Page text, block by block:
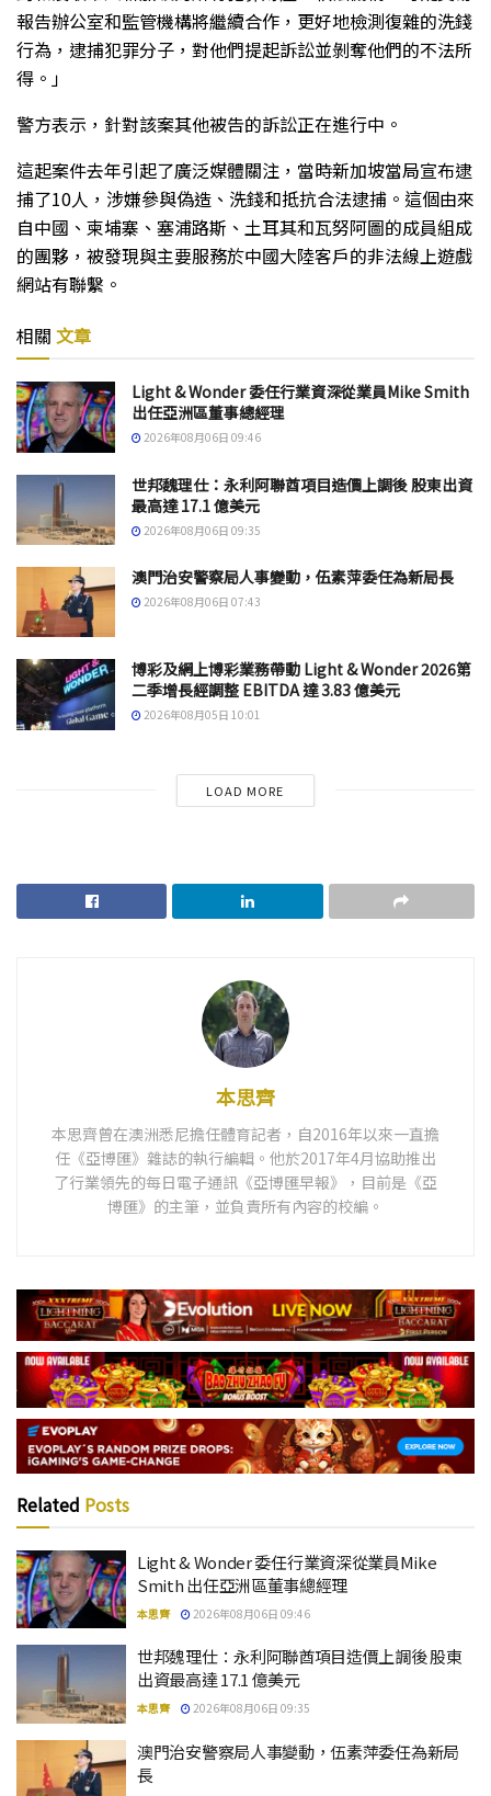
報告辦公室和監管機構將繼續合作，更好地檢測復雜的洗錢
行為，逮捕犯罪分子，對他們提起訴訟並剝奪他們的不法所
得。」
警方表示，針對該案其他被告的訴訟正在進行中。
這起案件去年引起了廣泛媒體關注，當時新加坡當局宣布逮
捕了10人，涉嫌參與偽造、洗錢和抵抗合法逮捕。這個由來
自中國、柬埔寨、塞浦路斯、土耳其和瓦努阿圖的成員組成
的團夥，被發現與主要服務於中國大陸客戶的非法線上遊戲
網站有聯繫。
相關 文章
Light & Wonder 委任行業資深從業員Mike Smith
出任亞洲區董事總經理
2026年08月06日 09:46
世邦魏理仕：永利阿聯酋項目造價上調後 股東出資
最高達 17.1 億美元
2026年08月06日 09:35
澳門治安警察局人事變動，伍素萍委任為新局長
2026年08月06日 07:43
博彩及網上博彩業務帶動 Light & Wonder 2026第
二季增長經調整 EBITDA 達 3.83 億美元
2026年08月05日 10:01
LOAD MORE
本思齊
本思齊曾在澳洲悉尼擔任體育記者，自2016年以來一直擔
任《亞博匯》雜誌的執行編輯。他於2017年4月協助推出
了行業領先的每日電子通訊《亞博匯早報》，目前是《亞
博匯》的主筆，並負責所有內容的校編。
Related Posts
Light & Wonder 委任行業資深從業員Mike
Smith 出任亞洲區董事總經理
本思齊 2026年08月06日 09:46
世邦魏理仕：永利阿聯酋項目造價上調後 股東
出資最高達 17.1 億美元
本思齊 2026年08月06日 09:35
澳門治安警察局人事變動，伍素萍委任為新局
長